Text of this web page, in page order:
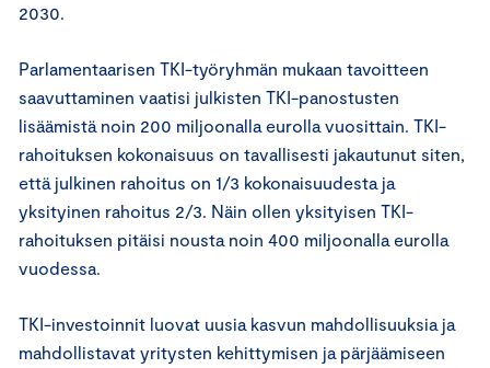
2030.
Parlamentaarisen TKI-työryhmän mukaan tavoitteen
saavuttaminen vaatisi julkisten TKI-panostusten
lisäämistä noin 200 miljoonalla eurolla vuosittain. TKI-
rahoituksen kokonaisuus on tavallisesti jakautunut siten,
että julkinen rahoitus on 1/3 kokonaisuudesta ja
yksityinen rahoitus 2/3. Näin ollen yksityisen TKI-
rahoituksen pitäisi nousta noin 400 miljoonalla eurolla
vuodessa.
TKI-investoinnit luovat uusia kasvun mahdollisuuksia ja
mahdollistavat yritysten kehittymisen ja pärjäämiseen